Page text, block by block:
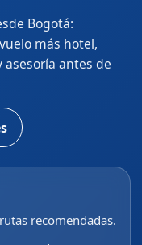
Bogotá:
más hotel,
asesoría antes de
recomendadas.